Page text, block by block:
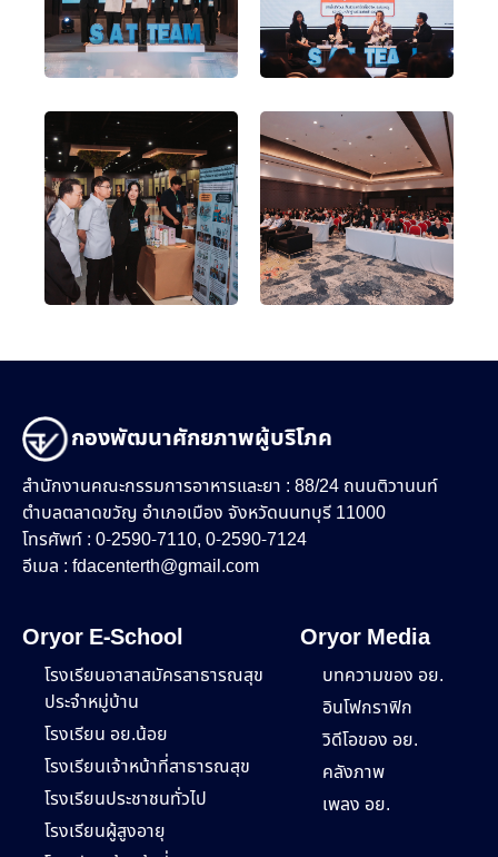
กองพัฒนาศักยภาพผู้บริโภค
สำนักงานคณะกรรมการอาหารและยา : 88/24 ถนนติวานนท์
ตำบลตลาดขวัญ อำเภอเมือง จังหวัดนนทบุรี 11000
โทรศัพท์ : 0-2590-7110, 0-2590-7124
อีเมล : fdacenterth@gmail.com
Oryor E-School
โรงเรียนอาสาสมัครสาธารณสุข
ประจำหมู่บ้าน
โรงเรียน อย.น้อย
โรงเรียนเจ้าหน้าที่สาธารณสุข
โรงเรียนประชาชนทั่วไป
โรงเรียนผู้สูงอายุ
Oryor Media
บทความของ อย.
อินโฟกราฟิก
วิดีโอของ อย.
คลังภาพ
เพลง อย.